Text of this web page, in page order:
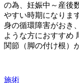
の為、妊娠中～産後
やすい時期になりま
身の循環障害がおき
ような方におすすめ
関節（脚の付け根）
施術